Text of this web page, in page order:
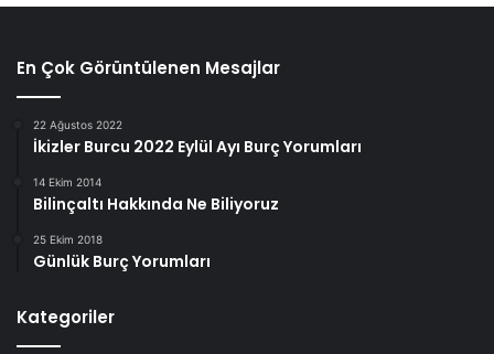
En Çok Görüntülenen Mesajlar
22 Ağustos 2022
İkizler Burcu 2022 Eylül Ayı Burç Yorumları
14 Ekim 2014
Bilinçaltı Hakkında Ne Biliyoruz
25 Ekim 2018
Günlük Burç Yorumları
Kategoriler